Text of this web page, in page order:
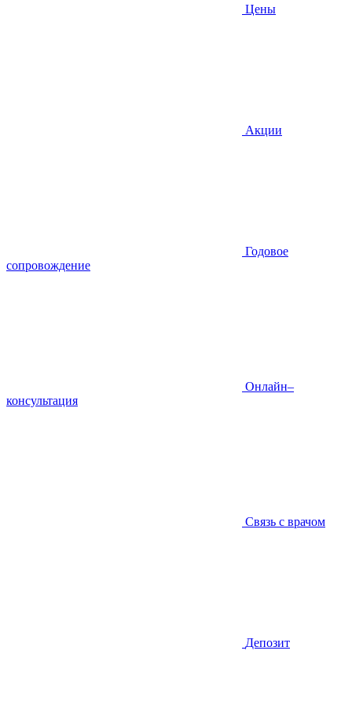
Цены
Акции
Годовое
сопровождение
Онлайн–
консультация
Связь с врачом
Депозит